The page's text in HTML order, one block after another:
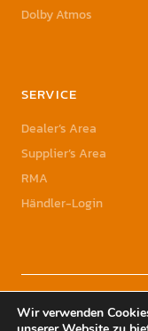
Dolby Atmos
SERVICE
Dealer’s Area
Supplier’s Area
RMA
Händler-Login
© 2023 Sonic Sales
Holding GmbH
Wir verwenden